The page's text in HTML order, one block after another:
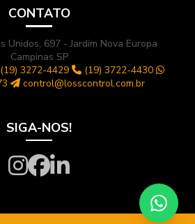
CONTATO
Unidos, 697 - Jardim Nova Europa
Campinas SP
(19) 3272-4429
(19) 3722-4430
control@losscontrol.com.br
SIGA-NOS!